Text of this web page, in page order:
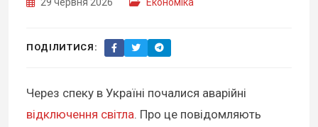
ПОДІЛИТИСЯ:
Через спеку в Україні почалися аварійні
відключення світла. Про це повідомляють